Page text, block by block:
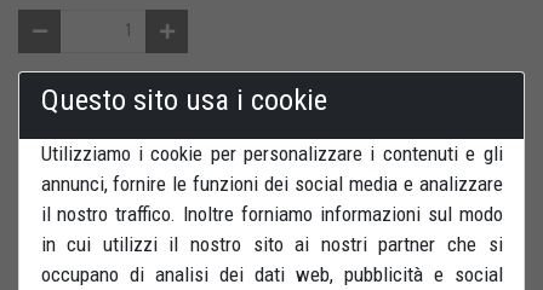
AGGIUNGI AL CARRELLO SALVA PER DOPO
RECENSIONI STAMPA
Questo sito usa i cookie
Utilizziamo i cookie per personalizzare i contenuti e gli
annunci, fornire le funzioni dei social media e analizzare
il nostro traffico. Inoltre forniamo informazioni sul modo
in cui utilizzi il nostro sito ai nostri partner che si
occupano di analisi dei dati web, pubblicità e social